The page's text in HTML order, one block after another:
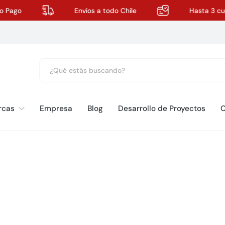
Envíos a todo Chile Hasta 3
Empresa Blog Desarrollo de Proyectos